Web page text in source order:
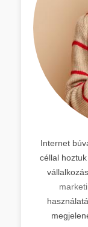
Internet
céllal